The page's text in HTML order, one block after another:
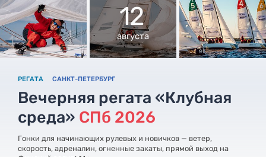
12
августа
РЕГАТА САНКТ-ПЕТЕРБУРГ
Вечерняя регата «Клубная
среда» СПб 2026
Гонки для начинающих рулевых и новичков — ветер,
скорость, адреналин, огненные закаты, прямой выход на